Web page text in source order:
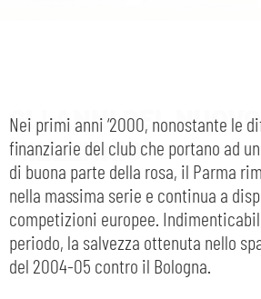
Nei primi anni ‘2000, nonostante le
finanziarie del club che portano ad
di buona parte della rosa, il Parma
nella massima serie e continua a
competizioni europee.
periodo, la salvezza ottenuta nello
del 2004-05 contro il Bologna.
ACCETTA E SALVA